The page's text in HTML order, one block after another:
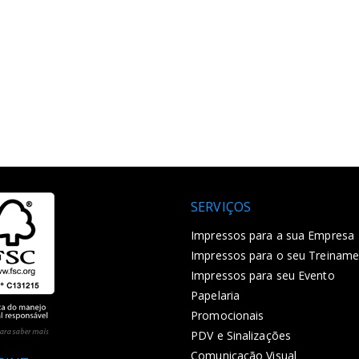
SERVIÇOS
Impressos para a sua Empresa
Impressos para o seu
Impressos para seu Evento
Papelaria
Promocionais
PDV e Sinalizações
Comunicação Visual